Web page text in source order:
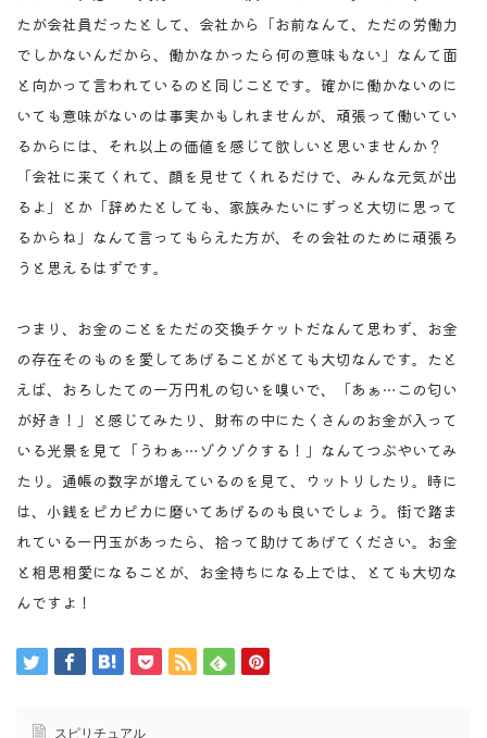
たが会社員だったとして、会社から「お前なんて、ただの労働力
でしかないんだから、働かなかったら何の意味もない」なんて面
と向かって言われているのと同じことです。確かに働かないのに
いても意味がないのは事実かもしれませんが、頑張って働いてい
るからには、それ以上の価値を感じて欲しいと思いませんか？
「会社に来てくれて、顔を見せてくれるだけで、みんな元気が出
るよ」とか「辞めたとしても、家族みたいにずっと大切に思って
るからね」なんて言ってもらえた方が、その会社のために頑張ろ
うと思えるはずです。
つまり、お金のことをただの交換チケットだなんて思わず、お金
の存在そのものを愛してあげることがとても大切なんです。たと
えば、おろしたての一万円札の匂いを嗅いで、「あぁ…この匂い
が好き！」と感じてみたり、財布の中にたくさんのお金が入って
いる光景を見て「うわぁ…ゾクゾクする！」なんてつぶやいてみ
たり。通帳の数字が増えているのを見て、ウットリしたり。時に
は、小銭をピカピカに磨いてあげるのも良いでしょう。街で踏ま
れている一円玉があったら、拾って助けてあげてください。お金
と相思相愛になることが、お金持ちになる上では、とても大切な
んですよ！
スピリチュアル